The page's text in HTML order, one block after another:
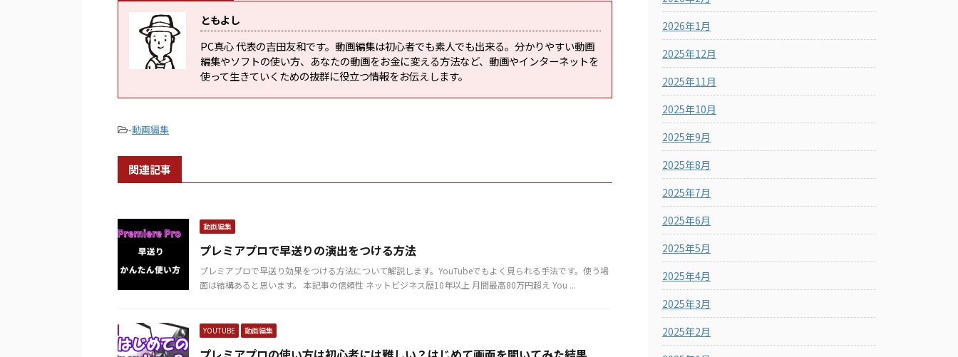
ともよし
PC真心 代表の吉田友和です。動画編集は初心者でも素人でも出来る。分かりやすい動画
編集やソフトの使い方、あなたの動画をお金に変える方法など、動画やインターネットを
使って生きていくための抜群に役立つ情報をお伝えします。
-動画編集
関連記事
動画編集
プレミアプロで早送りの演出をつける方法
プレミアプロで早送り効果をつける方法について解説します。YouTubeでもよく見られる手法です。使う場
面は結構あると思います。 本記事の信頼性 ネットビジネス歴10年以上 月間最高80万円超え You ...
YOUTUBE 動画編集
2026年1月
2025年12月
2025年11月
2025年10月
2025年9月
2025年8月
2025年7月
2025年6月
2025年5月
2025年4月
2025年3月
2025年2月